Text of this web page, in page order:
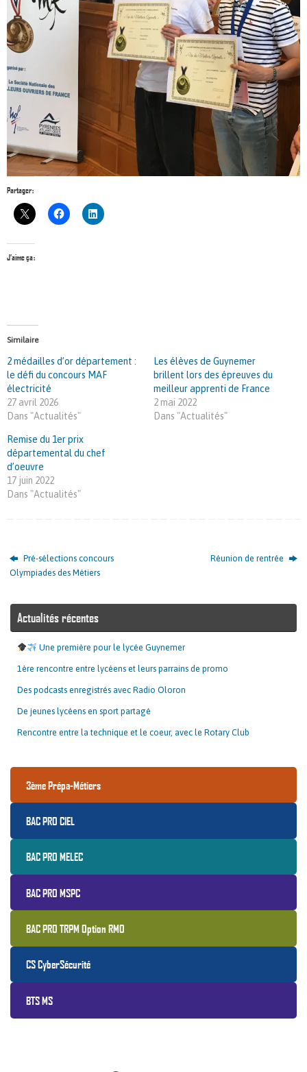
Partager :
J’aime ça :
Similaire
2 médailles d’or département :
le défi du concours MAF
électricité
27 avril 2026
Dans "Actualités"
Les élèves de Guynemer
brillent lors des épreuves du
meilleur apprenti de France
2 mai 2022
Dans "Actualités"
Remise du 1er prix
départemental du chef
d’oeuvre
17 juin 2022
Dans "Actualités"
Pré-sélections concours
Olympiades des Métiers
Réunion de rentrée
Actualités récentes
Une première pour le lycée Guynemer
1ère rencontre entre lycéens et leurs parrains de promo
Des podcasts enregistrés avec Radio Oloron
De jeunes lycéens en sport partagé
Rencontre entre la technique et le coeur, avec le Rotary Club
3ème Prépa-Métiers
BAC PRO CIEL
BAC PRO MELEC
BAC PRO MSPC
BAC PRO TRPM Option RMO
CS CyberSécurité
BTS MS